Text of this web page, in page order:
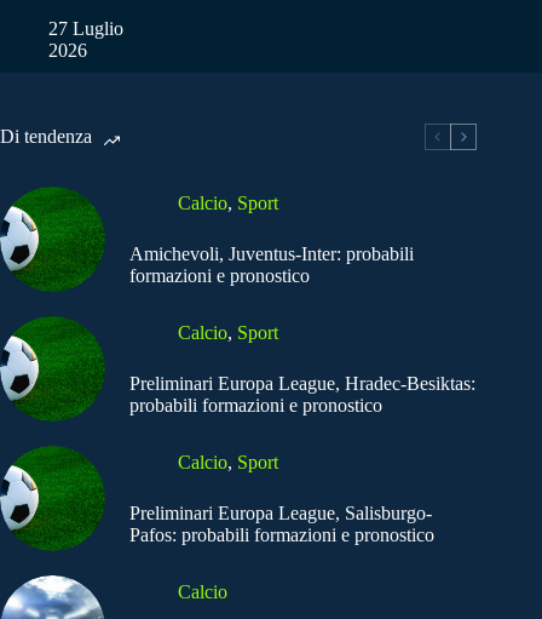
27 Luglio
2026
Di tendenza
Calcio, Sport
Amichevoli, Juventus-Inter: probabili
formazioni e pronostico
Calcio, Sport
Preliminari Europa League, Hradec-Besiktas:
probabili formazioni e pronostico
Calcio, Sport
Preliminari Europa League, Salisburgo-
Pafos: probabili formazioni e pronostico
Calcio